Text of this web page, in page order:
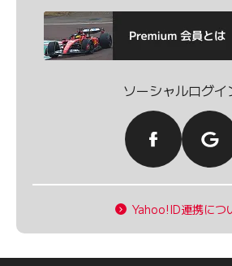
ソーシャルログイ
Yahoo!ID連携につ